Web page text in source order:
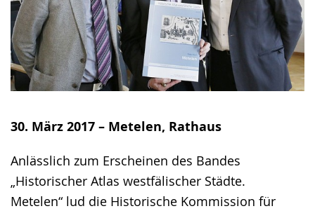
30. März 2017 – Metelen, Rathaus
Anlässlich zum Erscheinen des Bandes
„Historischer Atlas westfälischer Städte.
Metelen“ lud die Historische Kommission für